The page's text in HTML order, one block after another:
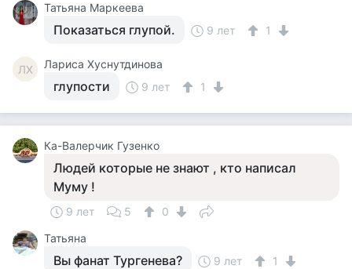
Татьяна Маркеева
Показаться глупой. 9 лет 1
ЛХ Лариса Хуснутдинова
глупости 9 лет 1
Ка-Валерчик Гузенко
Людей которые не знают , кто написал
Муму !
9 лет 5
0
Татьяна
Вы фанат Тургенева? 9 лет 1